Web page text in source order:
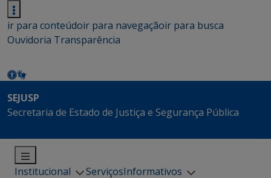
ir para conteúdoir para navegaçãoir para busca
Ouvidoria Transparência
SEJUSP
Secretaria de Estado de Justiça e Segurança Pública
Institucional ServiçosInformativos